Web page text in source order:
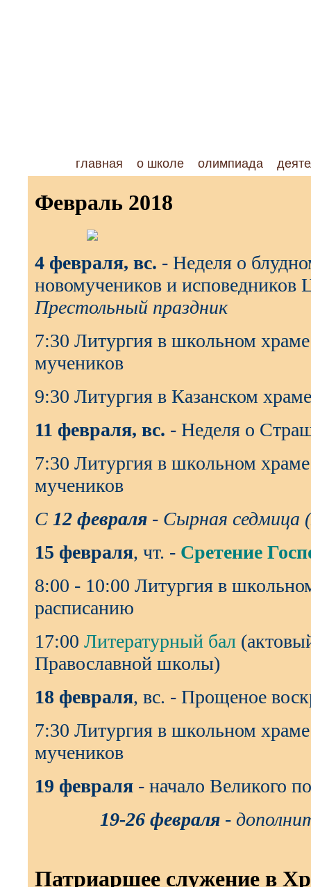
главная о школе олимпиада
Февраль 2018
4 февраля, вс. - Неделя о
новомучеников и исповедников
Престольный праздник
7:30 Литургия в школьном
мучеников
9:30 Литургия в Казанском
11 февраля, вс. - Неделя о
7:30 Литургия в школьном
мучеников
С 12 февраля - Сырная седмица
15 февраля, чт. - Сретение
8:00 - 10:00 Литургия в
расписанию
17:00 Литературный бал
Православной школы)
18 февраля, вс. - Прощеное
7:30 Литургия в школьном
мучеников
19 февраля - начало Великого
19-26 февраля -
Патриаршее служение в